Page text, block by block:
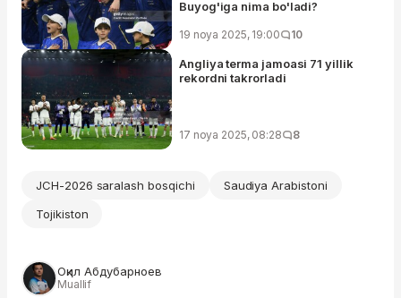
Buyog'iga nima bo'ladi?
19 noya 2025, 19:00 10
Angliya terma jamoasi 71 yillik
rekordni takrorladi
17 noya 2025, 08:28 8
JCH-2026 saralash bosqichi
Saudiya Arabistoni
Tojikiston
Оқил Абдубарноев
Muallif